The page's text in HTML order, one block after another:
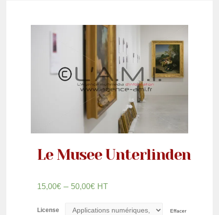
Le Musee Unterlinden
15,00€ – 50,00€ HT
License Effacer